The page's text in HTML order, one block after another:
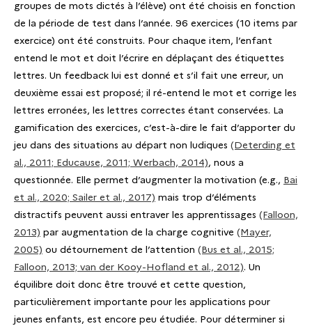
groupes de mots dictés à l’élève) ont été choisis en fonction
de la période de test dans l’année. 96 exercices (10 items par
exercice) ont été construits. Pour chaque item, l’enfant
entend le mot et doit l’écrire en déplaçant des étiquettes
lettres. Un feedback lui est donné et s’il fait une erreur, un
deuxième essai est proposé; il ré-entend le mot et corrige les
lettres erronées, les lettres correctes étant conservées. La
gamification des exercices, c’est-à-dire le fait d’apporter du
jeu dans des situations au départ non ludiques (Deterding et
al., 2011; Educause, 2011; Werbach, 2014), nous a
questionnée. Elle permet d’augmenter la motivation (e.g., Bai
et al., 2020; Sailer et al., 2017) mais trop d’éléments
distractifs peuvent aussi entraver les apprentissages (Falloon,
2013) par augmentation de la charge cognitive (Mayer,
2005) ou détournement de l’attention (Bus et al., 2015;
Falloon, 2013; van der Kooy-Hofland et al., 2012). Un
équilibre doit donc être trouvé et cette question,
particulièrement importante pour les applications pour
jeunes enfants, est encore peu étudiée. Pour déterminer si